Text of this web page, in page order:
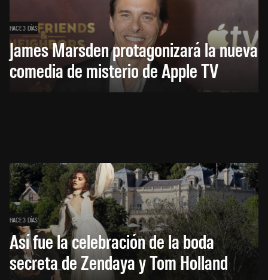
HACE 3 DÍAS
James Marsden protagonizará la nueva
comedia de misterio de Apple TV
HACE 3 DÍAS
Así fue la celebración de la boda
secreta de Zendaya y Tom Holland